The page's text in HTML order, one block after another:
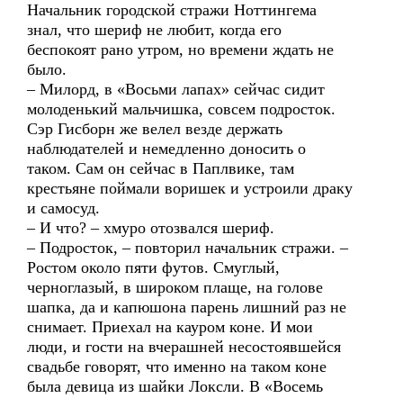
Начальник городской стражи Ноттингема
знал, что шериф не любит, когда его
беспокоят рано утром, но времени ждать не
было.
– Милорд, в «Восьми лапах» сейчас сидит
молоденький мальчишка, совсем подросток.
Сэр Гисборн же велел везде держать
наблюдателей и немедленно доносить о
таком. Сам он сейчас в Паплвике, там
крестьяне поймали воришек и устроили драку
и самосуд.
– И что? – хмуро отозвался шериф.
– Подросток, – повторил начальник стражи. –
Ростом около пяти футов. Смуглый,
черноглазый, в широком плаще, на голове
шапка, да и капюшона парень лишний раз не
снимает. Приехал на кауром коне. И мои
люди, и гости на вчерашней несостоявшейся
свадьбе говорят, что именно на таком коне
была девица из шайки Локсли. В «Восемь